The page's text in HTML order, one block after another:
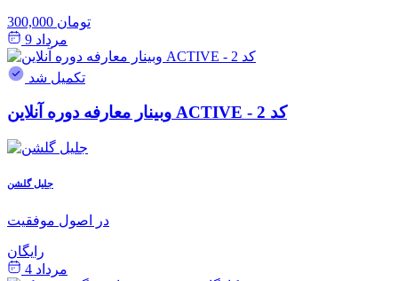
300,000 تومان
مرداد 9
تکمیل شد
وبینار معارفه دوره آنلاین ACTIVE - کد 2
جلیل گلشن
در اصول موفقیت
رایگان
مرداد 4